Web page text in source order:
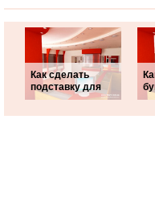
Как сделать
подставку для